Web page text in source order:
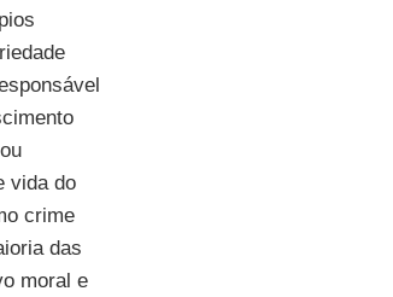
vida do
crime
das
moral e